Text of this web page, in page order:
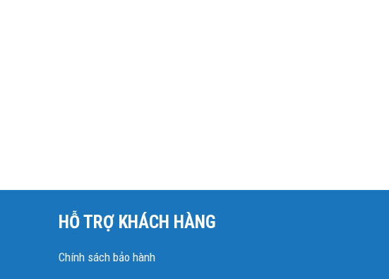
HỖ TRỢ KHÁCH HÀNG
Chính sách bảo hành